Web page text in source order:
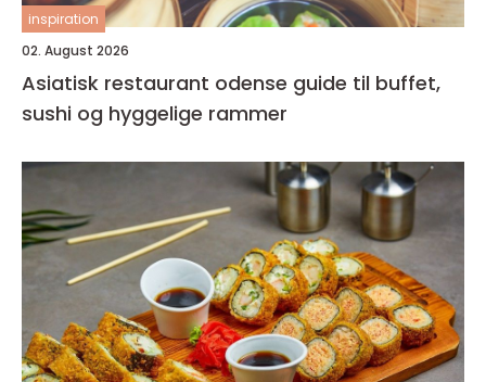
inspiration
02. August 2026
Asiatisk restaurant odense guide til buffet,
sushi og hyggelige rammer